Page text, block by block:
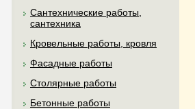
Сантехнические работы,
сантехника
Кровельные работы, кровля
Фасадные работы
Столярные работы
Бетонные работы